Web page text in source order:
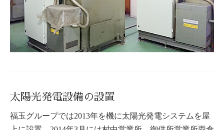
太陽光発電設備の設置
福玉グループでは2013年を機に太陽光発電システムを屋